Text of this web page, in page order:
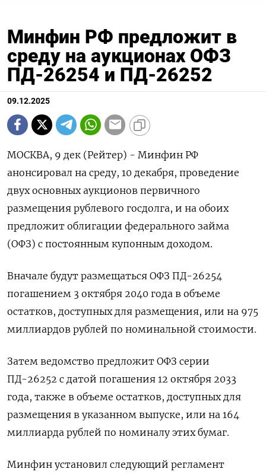
Минфин РФ предложит в
среду на аукционах ОФЗ
ПД-26254 и ПД-26252
09.12.2025
МОСКВА, 9 дек (Рейтер) - Минфин РФ
анонсировал на среду, 10 декабря, проведение
двух основных аукционов первичного
размещения рублевого госдолга, и на обоих
предложит облигации федерального займа
(ОФЗ) с постоянным купонным доходом.
Вначале будут размещаться ОФЗ ПД-26254
погашением 3 октября 2040 года в объеме
остатков, доступных для размещения, или на 975
миллиардов рублей по номинальной стоимости.
Затем ведомство предложит ОФЗ серии
ПД-26252 с датой погашения 12 октября 2033
года, также в объеме остатков, доступных для
размещения в указанном выпуске, или на 164
миллиарда рублей по номиналу этих бумаг.
Минфин установил следующий регламент